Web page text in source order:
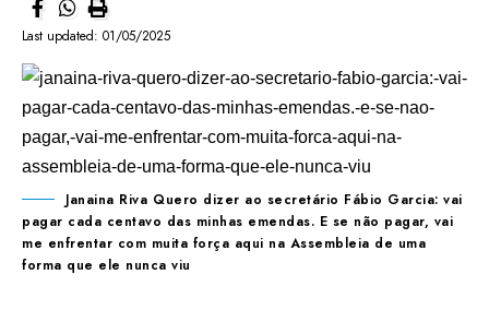
Last updated: 01/05/2025
Janaina Riva Quero dizer ao secretário Fábio Garcia: vai
pagar cada centavo das minhas emendas. E se não pagar, vai
me enfrentar com muita força aqui na Assembleia de uma
forma que ele nunca viu